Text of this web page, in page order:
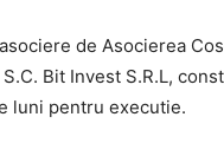
de Asocierea
S.C. Bit Invest S.R.L,
luni pentru executie.